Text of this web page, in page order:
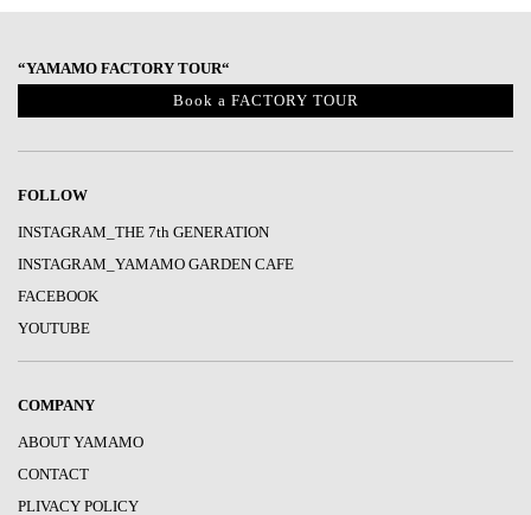
“YAMAMO FACTORY TOUR“
Book a FACTORY TOUR
FOLLOW
INSTAGRAM_THE 7th GENERATION
INSTAGRAM_YAMAMO GARDEN CAFE
FACEBOOK
YOUTUBE
COMPANY
ABOUT YAMAMO
CONTACT
PLIVACY POLICY